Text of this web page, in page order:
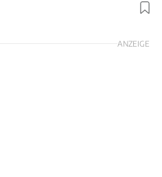
Foto: BMW
ANZEIGE